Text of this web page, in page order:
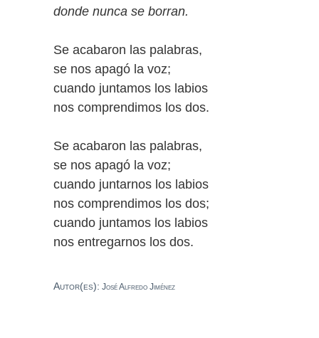
donde nunca se borran.
Se acabaron las palabras,
se nos apagó la voz;
cuando juntamos los labios
nos comprendimos los dos.
Se acabaron las palabras,
se nos apagó la voz;
cuando juntarnos los labios
nos comprendimos los dos;
cuando juntamos los labios
nos entregarnos los dos.
Autor(es): José Alfredo Jiménez